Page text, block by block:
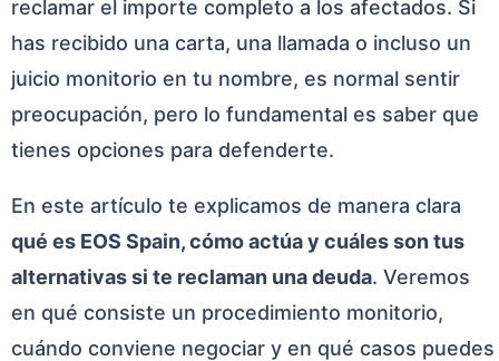
reclamar el importe completo a los afectados. Si
has recibido una carta, una llamada o incluso un
juicio monitorio en tu nombre, es normal sentir
preocupación, pero lo fundamental es saber que
tienes opciones para defenderte.
En este artículo te explicamos de manera clara
qué es EOS Spain, cómo actúa y cuáles son tus
alternativas si te reclaman una deuda. Veremos
en qué consiste un procedimiento monitorio,
cuándo conviene negociar y en qué casos puedes